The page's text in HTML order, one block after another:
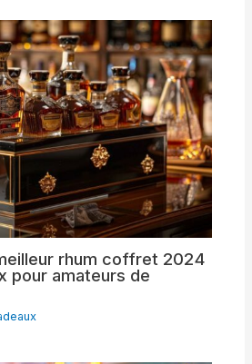
rhum coffret 2024
pour amateurs de